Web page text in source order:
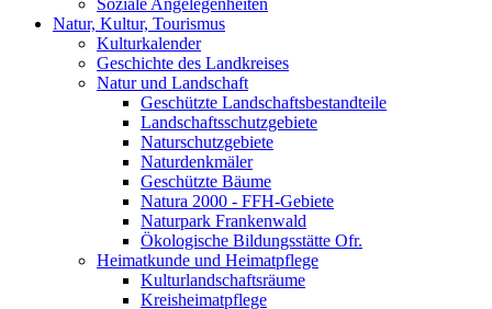
Soziale Angelegenheiten
Natur, Kultur, Tourismus
Kulturkalender
Geschichte des Landkreises
Natur und Landschaft
Geschützte Landschaftsbestandteile
Landschaftsschutzgebiete
Naturschutzgebiete
Naturdenkmäler
Geschützte Bäume
Natura 2000 - FFH-Gebiete
Naturpark Frankenwald
Ökologische Bildungsstätte Ofr.
Heimatkunde und Heimatpflege
Kulturlandschaftsräume
Kreisheimatpflege